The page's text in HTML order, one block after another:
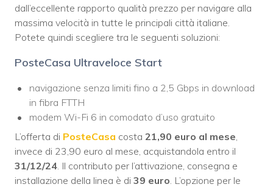
dall’eccellente rapporto qualità prezzo per navigare alla
massima velocità in tutte le principali città italiane.
Potete quindi scegliere tra le seguenti soluzioni:
PosteCasa Ultraveloce Start
navigazione senza limiti fino a 2,5 Gbps in download
in fibra FTTH
modem Wi-Fi 6 in comodato d’uso gratuito
L’offerta di PosteCasa costa 21,90 euro al mese
invece di 23,90 euro al mese, acquistandola entro il
31/12/24 . Il contributo per l’attivazione, consegna e
installazione della linea è di 39 euro . L’opzione per le